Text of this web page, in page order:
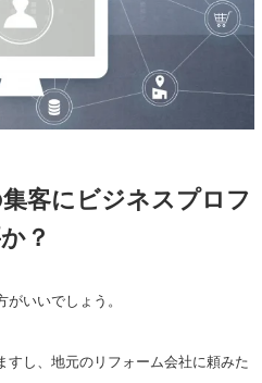
客にビジネスプロフ
？
いいでしょう。
すし、地元のリフォーム会社に頼みた